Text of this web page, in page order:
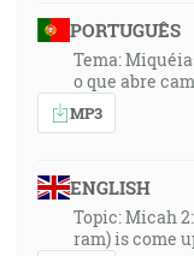
PORTUGUÊS
Tema:
o que abre
MP3
ENGLISH
Topic: Micah
ram) is come